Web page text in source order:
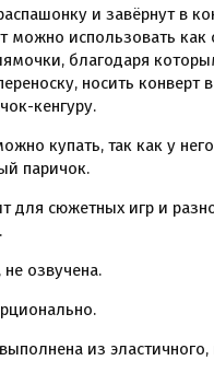
и завёрнут в
можно использовать как
благодаря
носить конверт
кенгуру.
купать, так как у
паричок.
для сюжетных игр и
озвучена.
из эластичного,